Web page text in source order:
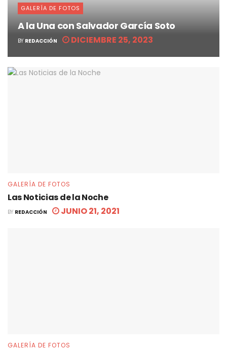
GALERÍA DE FOTOS
A la Una con Salvador García Soto
BY REDACCIÓN DICIEMBRE 25, 2023
GALERÍA DE FOTOS
Las Noticias de la Noche
BY REDACCIÓN JUNIO 21, 2021
GALERÍA DE FOTOS